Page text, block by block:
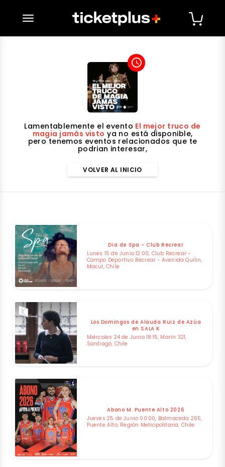
desplegar navegación
access_time
Lamentablemente el evento El mejor truco de
magia jamás visto ya no está disponible,
pero tenemos eventos relacionados que te
podrian interesar,
VOLVER AL INICIO
Dia de Spa - Club Recrear
Lunes 15 de Junio 12:00, Club Recrear -
Campo Deportivo Recrear - Avenida Quilin,
Macul, Chile
Los Domingos de Alauda Ruiz de Azúa
en SALA K
Miércoles 24 de Junio 18:15, Marín 321,
Santiago, Chile
Abono M. Puente Alto 2026
Jueves 25 de Junio 00:00, Balmaceda 265,
Puente Alto, Región Metropolitana, Chile